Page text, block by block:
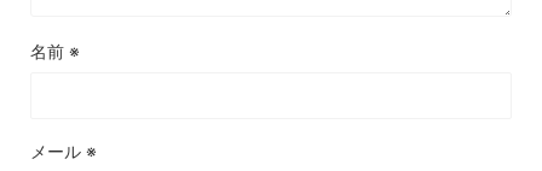
名前 ※
メール ※